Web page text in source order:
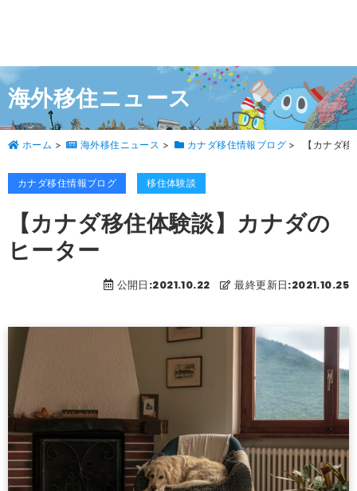
海外移住ニュース
ホーム > 海外移住ニュース > カナダ移住情報ブログ > 【カナダ
カナダ移住情報ブログ 移住体験談
【カナダ移住体験談】カナダの
ヒーター
公開日:2021.10.22 最終更新日:2021.10.25